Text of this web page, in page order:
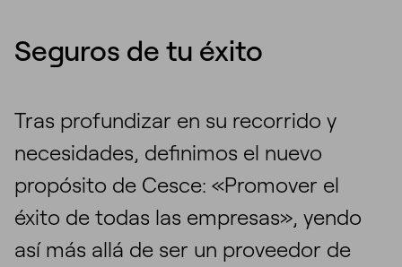
Seguros de tu éxito
Tras profundizar en su recorrido y
necesidades, definimos el nuevo
propósito de Cesce: «Promover el
éxito de todas las empresas», yendo
así más allá de ser un proveedor de